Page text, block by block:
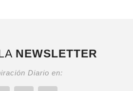
NEWSLETTER
Diario en: